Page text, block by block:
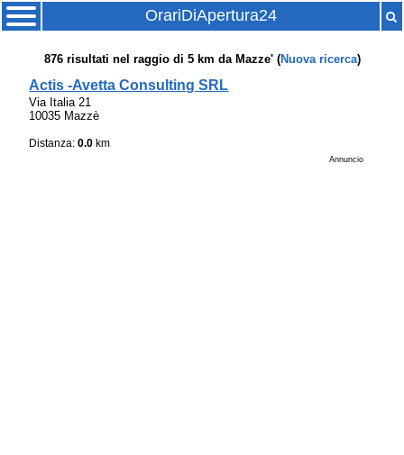
OrariDiApertura24
876risultati nel raggio di 5 km da Mazze' (Nuova ricerca)
Actis -Avetta Consulting SRL
Via Italia 21
10035 Mazzè
Distanza:0.0 km
Annuncio